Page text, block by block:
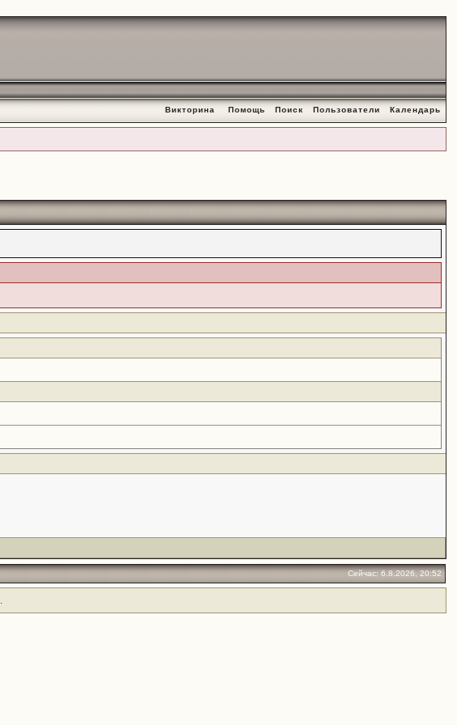
Викторина Помощь Поиск Пользователи Календарь
Сейчас: 6.8.2026, 20:52